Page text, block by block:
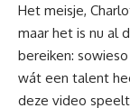
Het meisje,
maar het is nu al
bereiken:
wát een talent
deze video